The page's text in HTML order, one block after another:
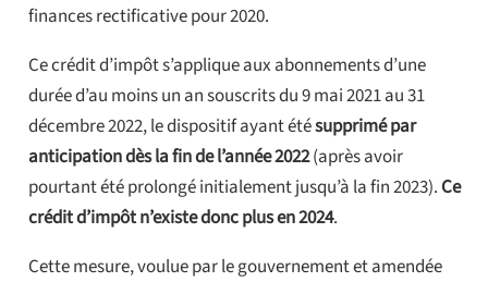
finances rectificative pour 2020.
Ce crédit d’impôt s’applique aux abonnements d’une
durée d’au moins un an souscrits du 9 mai 2021 au 31
décembre 2022, le dispositif ayant étésupprimé par
anticipation dès la fin de l’année 2022(après avoir
pourtant été prolongé initialement jusqu’à la fin 2023). Ce
crédit d’impôt n’existe donc plus en 2024.
Cette mesure, voulue par le gouvernement et amendée